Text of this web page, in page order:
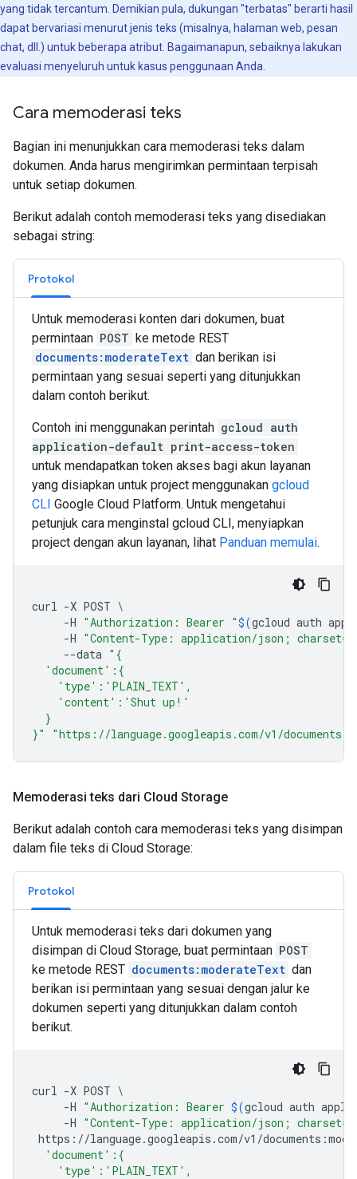
yang tidak tercantum. Demikian pula, dukungan "terbatas" berarti hasil
dapat bervariasi menurut jenis teks (misalnya, halaman web, pesan
chat, dll.) untuk beberapa atribut. Bagaimanapun, sebaiknya lakukan
evaluasi menyeluruh untuk kasus penggunaan Anda.
Cara memoderasi teks
Bagian ini menunjukkan cara memoderasi teks dalam
dokumen. Anda harus mengirimkan permintaan terpisah
untuk setiap dokumen.
Berikut adalah contoh memoderasi teks yang disediakan
sebagai string:
Protokol
Untuk memoderasi konten dari dokumen, buat
permintaan POST ke metode REST
documents:moderateText dan berikan isi
permintaan yang sesuai seperti yang ditunjukkan
dalam contoh berikut.
Contoh ini menggunakan perintah gcloud auth
application-default print-access-token
untuk mendapatkan token akses bagi akun layanan
yang disiapkan untuk project menggunakan gcloud
CLI Google Cloud Platform. Untuk mengetahui
petunjuk cara menginstal gcloud CLI, menyiapkan
project dengan akun layanan, lihat Panduan memulai.
curl -X POST \
-H "Authorization: Bearer "$(gcloud auth
-H "Content-Type: application/json;
--data "{
  'document':{
    'type':'PLAIN_TEXT',
    'content':'Shut up!'
  }
}"
"https://language.googleapis.com/v1/
Memoderasi teks dari Cloud Storage
Berikut adalah contoh cara memoderasi teks yang disimpan
dalam file teks di Cloud Storage:
Protokol
Untuk memoderasi teks dari dokumen yang
disimpan di Cloud Storage, buat permintaan POST
ke metode REST documents:moderateText dan
berikan isi permintaan yang sesuai dengan jalur ke
dokumen seperti yang ditunjukkan dalam contoh
berikut.
curl -X POST \
-H "Authorization: Bearer $(gcloud auth
-H "Content-Type: application/json;
https://language.googleapis.com/v1/
  'document':{
    'type':'PLAIN_TEXT',